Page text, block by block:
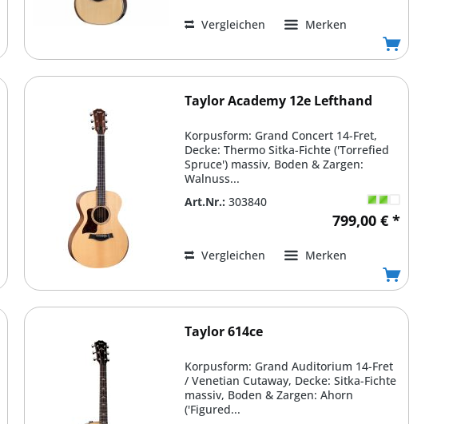
Vergleichen Merken
Taylor Academy 12e Lefthand
Korpusform: Grand Concert 14-Fret,
Decke: Thermo Sitka-Fichte ('Torrefied
Spruce') massiv, Boden & Zargen:
Walnuss...
Art.Nr.: 303840
799,00 € *
Vergleichen Merken
Taylor 614ce
Korpusform: Grand Auditorium 14-Fret
/ Venetian Cutaway, Decke: Sitka-Fichte
massiv, Boden & Zargen: Ahorn
('Figured...